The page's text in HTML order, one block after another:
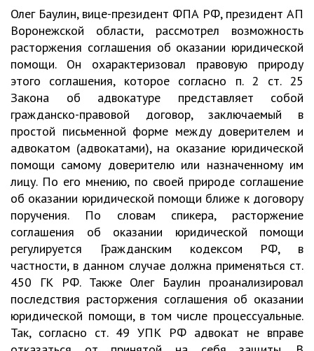
Олег Баулин, вице-президент ФПА РФ, президент АП
Воронежской области, рассмотрел возможность
расторжения соглашения об оказании юридической
помощи. Он охарактеризовал правовую природу
этого соглашения, которое согласно п. 2 ст. 25
Закона об адвокатуре представляет собой
гражданско-правовой договор, заключаемый в
простой письменной форме между доверителем и
адвокатом (адвокатами), на оказание юридической
помощи самому доверителю или назначенному им
лицу. По его мнению, по своей природе соглашение
об оказании юридической помощи ближе к договору
поручения. По словам спикера, расторжение
соглашения об оказании юридической помощи
регулируется Гражданским кодексом РФ, в
частности, в данном случае должна применяться ст.
450 ГК РФ. Также Олег Баулин проанализировал
последствия расторжения соглашения об оказании
юридической помощи, в том числе процессуальные.
Так, согласно ст. 49 УПК РФ адвокат не вправе